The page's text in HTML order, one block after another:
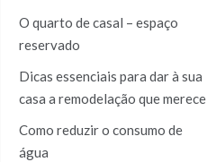
O quarto de casal – espaço
reservado
Dicas essenciais para dar à sua
casa a remodelação que merece
Como reduzir o consumo de
água